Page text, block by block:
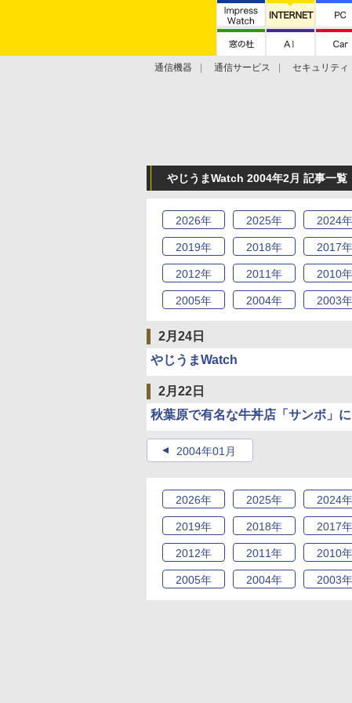
通信機器 通信サービス セキュリティ
やじうまWatch 2004年2月 記事一覧
2026年 2025年 2024年
2019年 2018年 2017年
2012年 2011年 2010年
2005年 2004年 2003年
2月24日
やじうまWatch
2月22日
秋葉原で有名な牛丼店「サンボ」
2004年01月
2026年 2025年 2024年
2019年 2018年 2017年
2012年 2011年 2010年
2005年 2004年 2003年